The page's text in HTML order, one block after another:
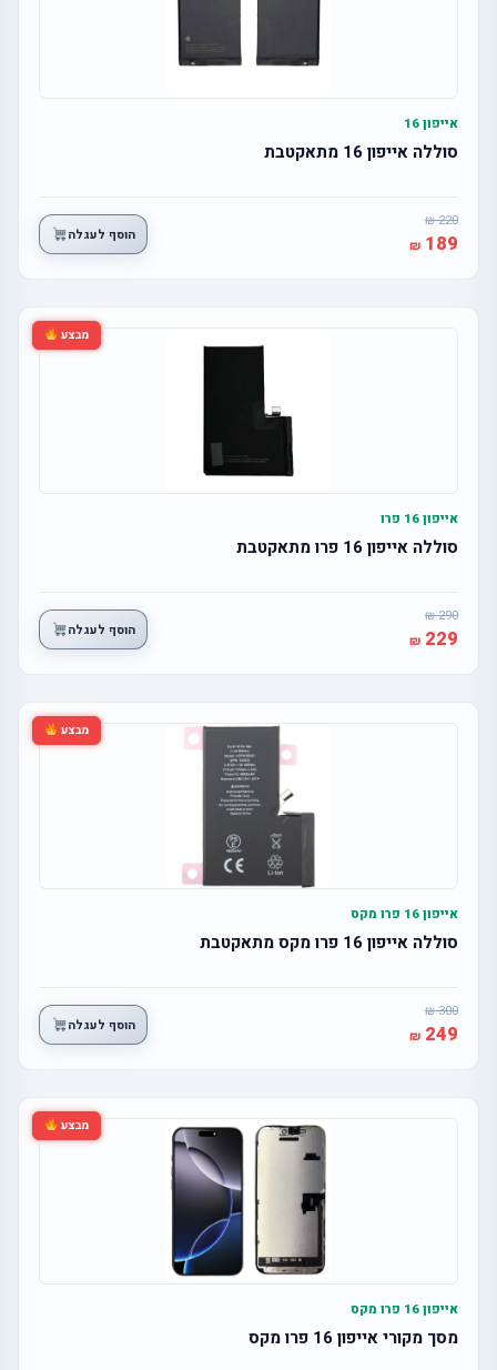
אייפון 16
סוללה אייפון 16 מתאקטבת
220
189 הוסף לעגלה
מבצע
אייפון 16 פרו
סוללה אייפון 16 פרו מתאקטבת
290
229 הוסף לעגלה
מבצע
אייפון 16 פרו מקס
סוללה אייפון 16 פרו מקס מתאקטבת
300
249 הוסף לעגלה
מבצע
אייפון 16 פרו מקס
מסך מקורי אייפון 16 פרו מקס